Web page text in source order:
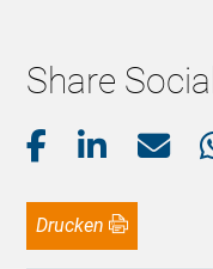
Share
Drucken